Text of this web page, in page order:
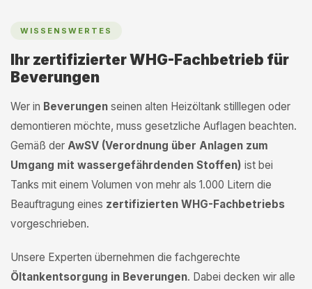
WISSENSWERTES
Ihr zertifizierter WHG-Fachbetrieb für
Beverungen
Wer in Beverungen seinen alten Heizöltank stilllegen oder
demontieren möchte, muss gesetzliche Auflagen beachten.
Gemäß der AwSV (Verordnung über Anlagen zum
Umgang mit wassergefährdenden Stoffen) ist bei
Tanks mit einem Volumen von mehr als 1.000 Litern die
Beauftragung eines zertifizierten WHG-Fachbetriebs
vorgeschrieben.
Unsere Experten übernehmen die fachgerechte
Öltankentsorgung in Beverungen. Dabei decken wir alle